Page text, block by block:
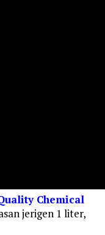
Chemical
jerigen 1 liter,